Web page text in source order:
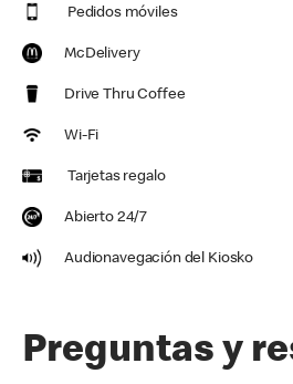
Pedidos móviles
McDelivery
Drive Thru Coffee
Wi-Fi
Tarjetas regalo
Abierto 24/7
Audionavegación del Kiosko
Preguntas y